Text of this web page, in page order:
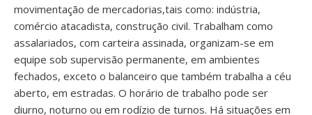
movimentação de mercadorias,tais como: indústria,
comércio atacadista, construção civil. Trabalham como
assalariados, com carteira assinada, organizam-se em
equipe sob supervisão permanente, em ambientes
fechados, exceto o balanceiro que também trabalha a céu
aberto, em estradas. O horário de trabalho pode ser
diurno, noturno ou em rodízio de turnos. Há situações em